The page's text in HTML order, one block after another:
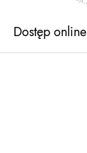
Dostęp online